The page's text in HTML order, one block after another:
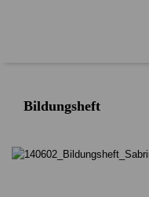
Bildungsheft